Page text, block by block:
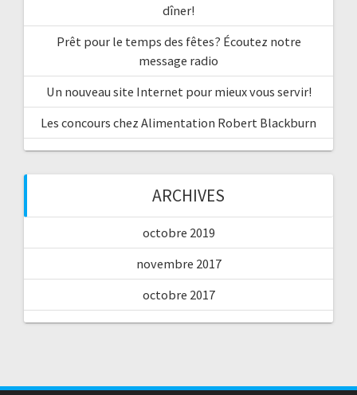
dîner!
Prêt pour le temps des fêtes? Écoutez notre
message radio
Un nouveau site Internet pour mieux vous servir!
Les concours chez Alimentation Robert Blackburn
ARCHIVES
octobre 2019
novembre 2017
octobre 2017